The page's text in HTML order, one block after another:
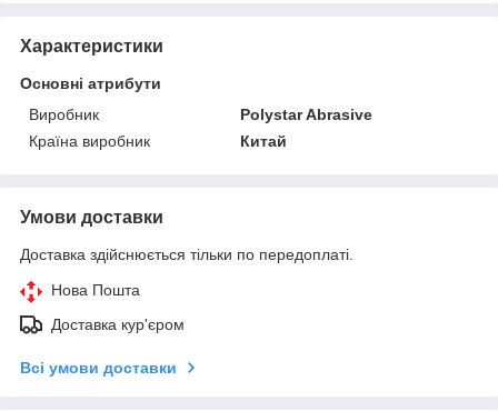
Характеристики
Основні атрибути
Виробник
Polystar Abrasive
Країна виробник
Китай
Умови доставки
Доставка здійснюється тільки по передоплаті.
Нова Пошта
Доставка кур'єром
Всі умови доставки